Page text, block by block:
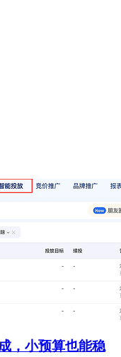
，小预算也能稳